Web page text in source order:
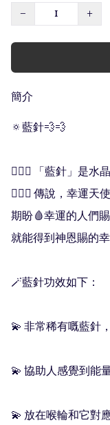
−
+
簡介
🔅藍針💨💨
🧚🏻‍♀️ 「藍針」是
🧖🏻‍♀️ 傳說，幸運
期盼🩸幸運的人們
就能得到神恩賜的
🪄藍針功效如下：
💫 非常稀有嘅藍針
💫 協助人感覺到能
💫 放在喉輪和它對